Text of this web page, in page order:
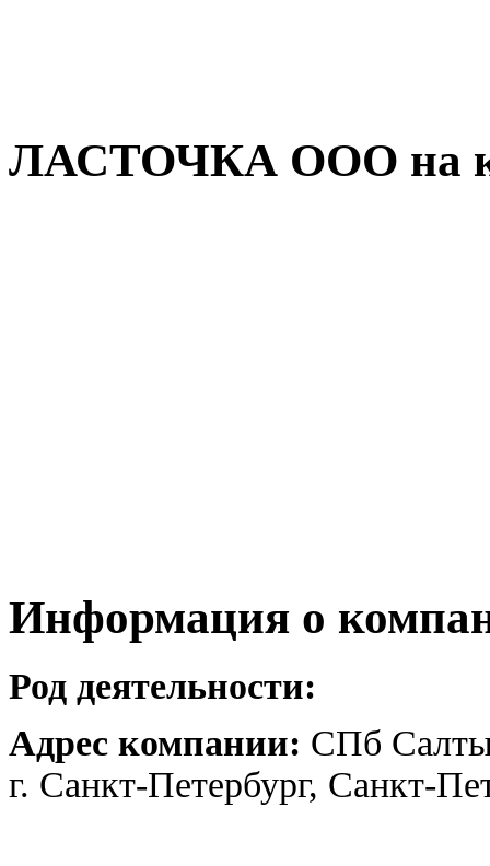
ЛАСТОЧКА ООО на
Информация о
Род деятельности:
Адрес компании: СПб
г. Санкт-Петербург, Санкт-